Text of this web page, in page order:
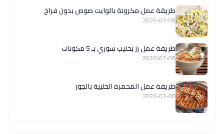
طريقة عمل مكرونة بالوايت صوص بدون فراخ
2026-07-08
طريقة عمل رز بحليب سوري بـ 5 مكونات
2026-07-08
طريقة عمل المحمرة الحلبية بالجوز
2026-07-08